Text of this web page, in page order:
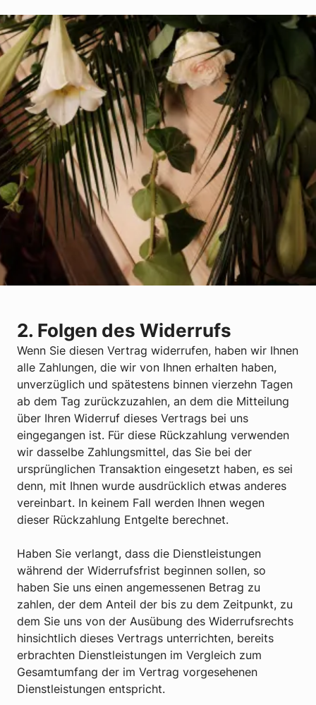
2. Folgen des Widerrufs
Wenn Sie diesen Vertrag widerrufen, haben wir Ihnen
alle Zahlungen, die wir von Ihnen erhalten haben,
unverzüglich und spätestens binnen vierzehn Tagen
ab dem Tag zurückzuzahlen, an dem die Mitteilung
über Ihren Widerruf dieses Vertrags bei uns
eingegangen ist. Für diese Rückzahlung verwenden
wir dasselbe Zahlungsmittel, das Sie bei der
ursprünglichen Transaktion eingesetzt haben, es sei
denn, mit Ihnen wurde ausdrücklich etwas anderes
vereinbart. In keinem Fall werden Ihnen wegen
dieser Rückzahlung Entgelte berechnet.
Haben Sie verlangt, dass die Dienstleistungen
während der Widerrufsfrist beginnen sollen, so
haben Sie uns einen angemessenen Betrag zu
zahlen, der dem Anteil der bis zu dem Zeitpunkt, zu
dem Sie uns von der Ausübung des Widerrufsrechts
hinsichtlich dieses Vertrags unterrichten, bereits
erbrachten Dienstleistungen im Vergleich zum
Gesamtumfang der im Vertrag vorgesehenen
Dienstleistungen entspricht.